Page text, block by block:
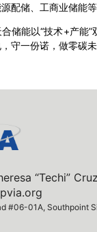
配储、工商业储能等
储能以“技术+产能
守一份诺，做零碳未
“Techi”
#06-01A, Southpoint